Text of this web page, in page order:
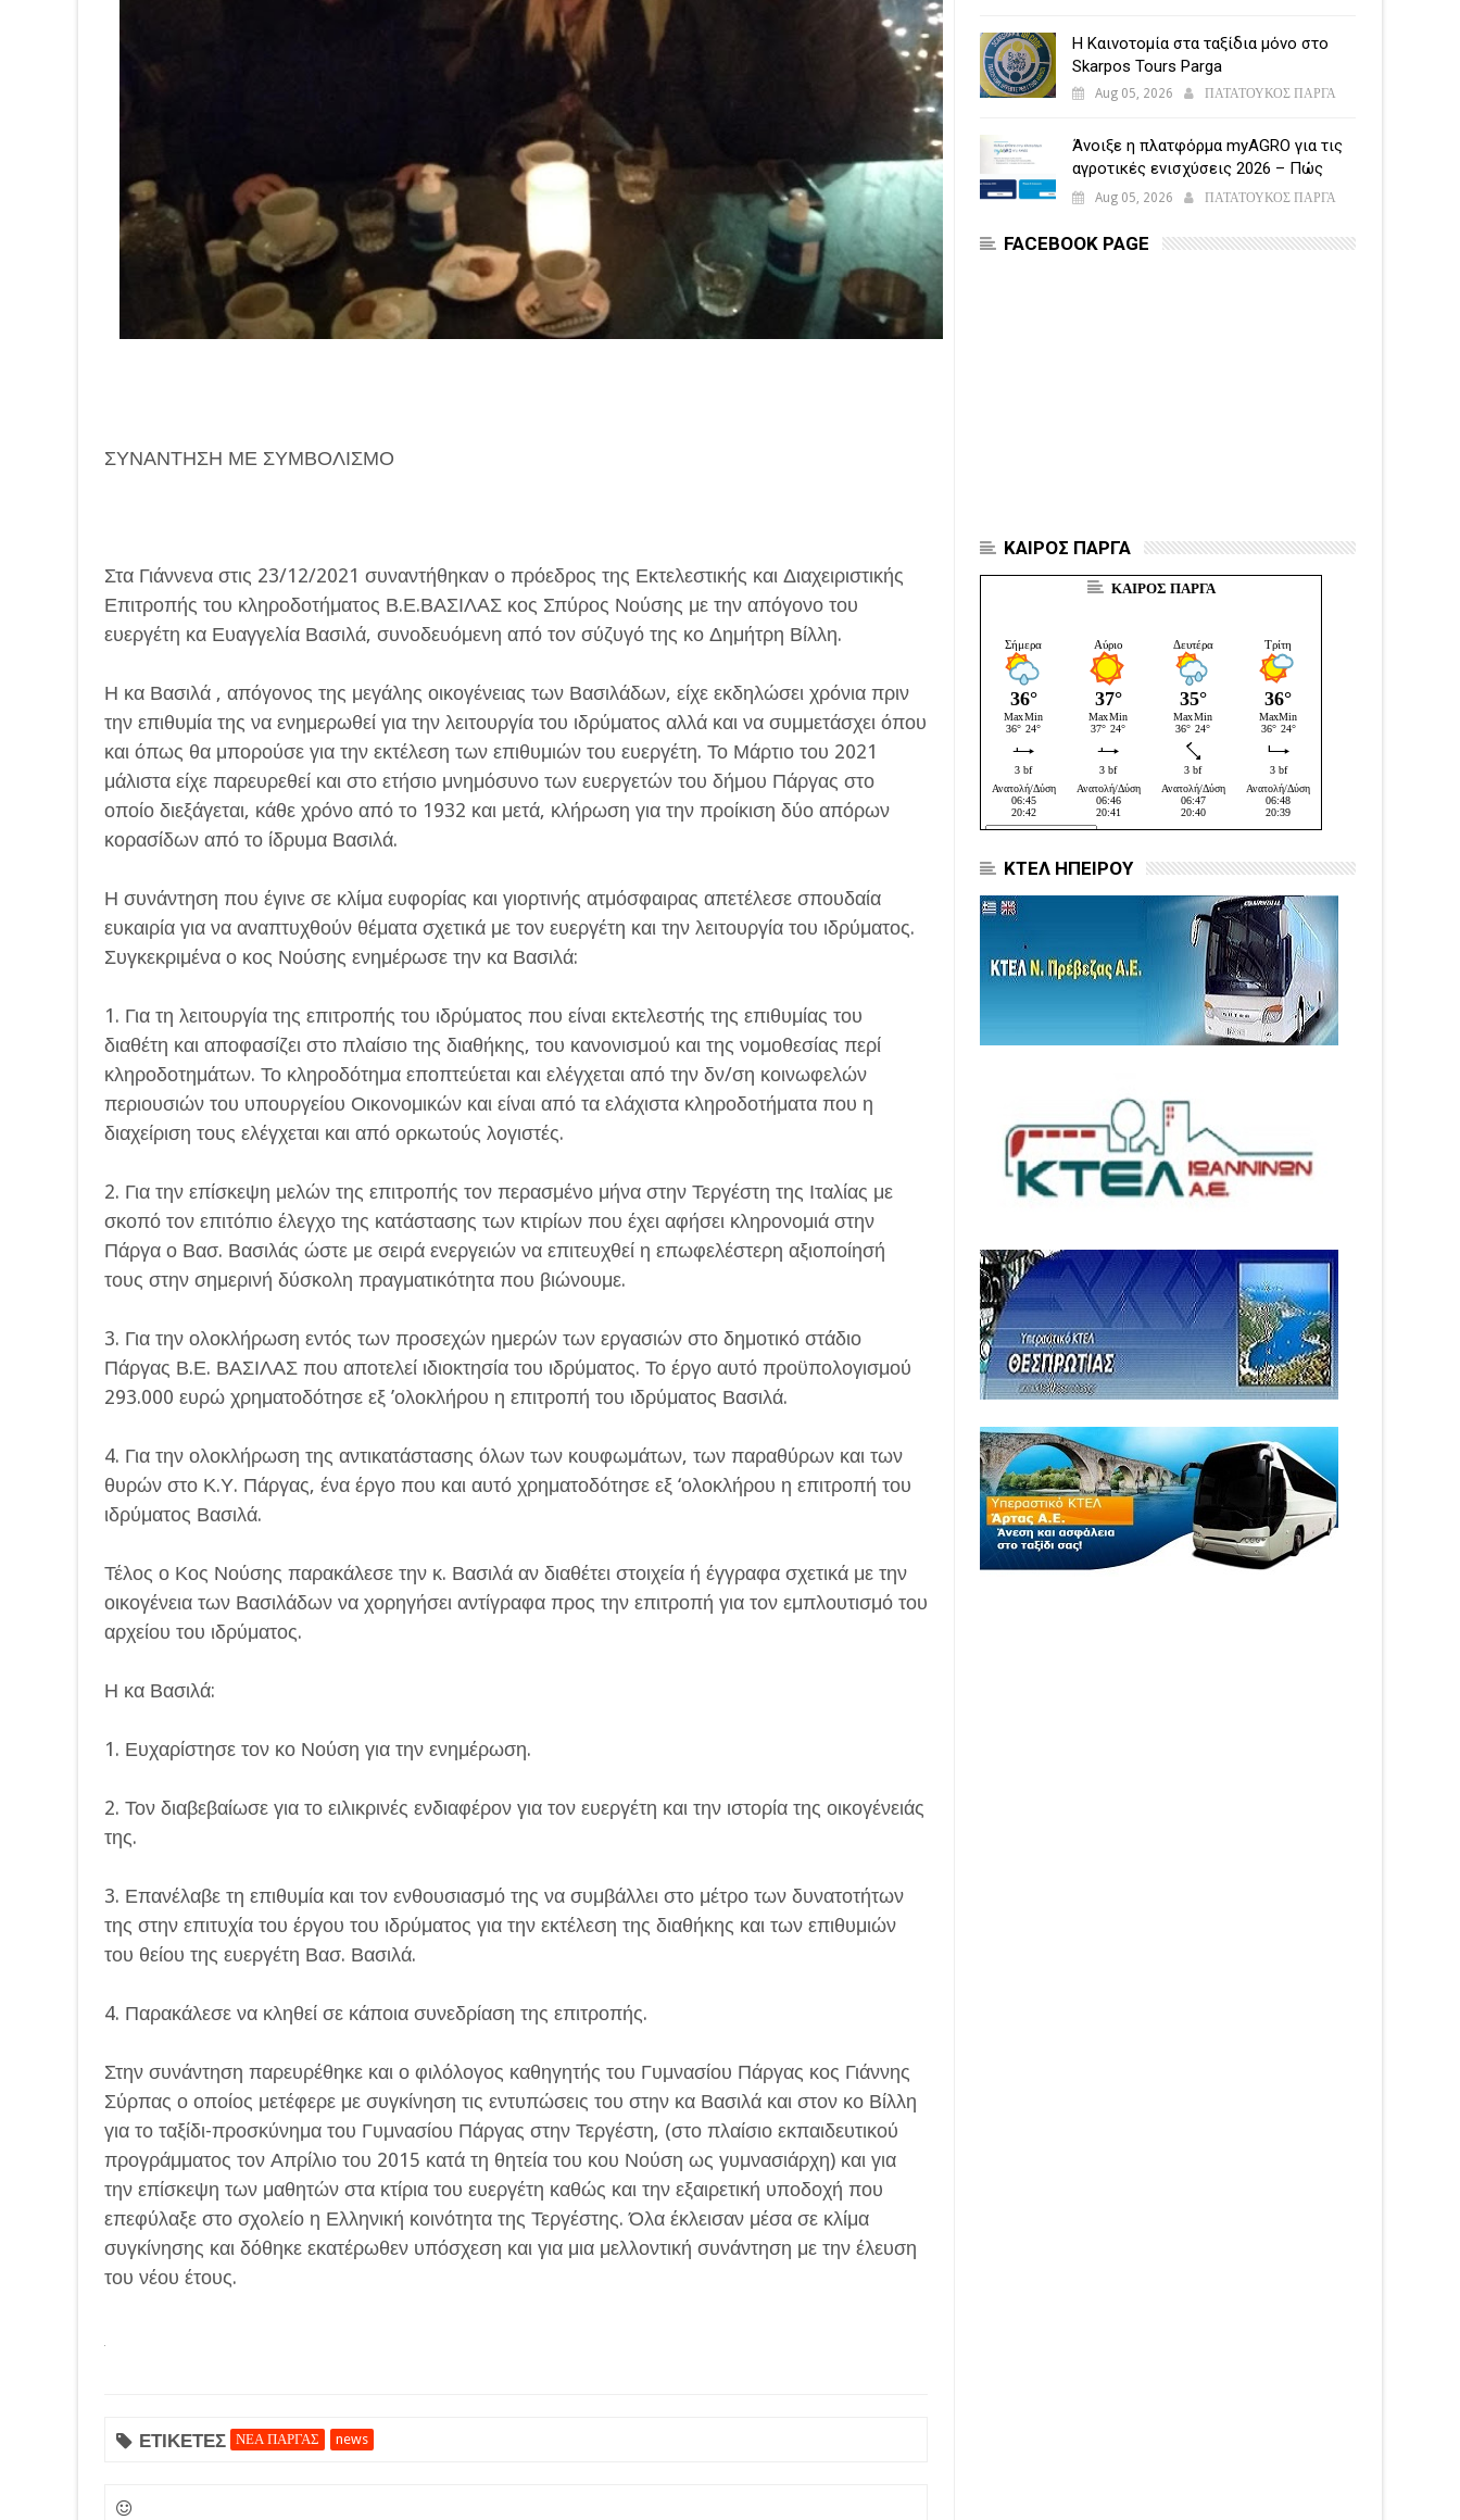
ΣΥΝΑΝΤΗΣΗ ΜΕ ΣΥΜΒΟΛΙΣΜΟ
Στα Γιάννενα στις 23/12/2021 συναντήθηκαν ο πρόεδρος της Εκτελεστικής και Διαχειριστικής
Επιτροπής του κληροδοτήματος Β.Ε.ΒΑΣΙΛΑΣ κος Σπύρος Νούσης με την απόγονο του
ευεργέτη κα Ευαγγελία Βασιλά, συνοδευόμενη από τον σύζυγό της κο Δημήτρη Βίλλη.
Η κα Βασιλά , απόγονος της μεγάλης οικογένειας των Βασιλάδων, είχε εκδηλώσει χρόνια πριν
την επιθυμία της να ενημερωθεί για την λειτουργία του ιδρύματος αλλά και να συμμετάσχει όπου
και όπως θα μπορούσε για την εκτέλεση των επιθυμιών του ευεργέτη. Το Μάρτιο του 2021
μάλιστα είχε παρευρεθεί και στο ετήσιο μνημόσυνο των ευεργετών του δήμου Πάργας στο
οποίο διεξάγεται, κάθε χρόνο από το 1932 και μετά, κλήρωση για την προίκιση δύο απόρων
κορασίδων από το ίδρυμα Βασιλά.
Η συνάντηση που έγινε σε κλίμα ευφορίας και γιορτινής ατμόσφαιρας απετέλεσε σπουδαία
ευκαιρία για να αναπτυχθούν θέματα σχετικά με τον ευεργέτη και την λειτουργία του ιδρύματος.
Συγκεκριμένα ο κος Νούσης ενημέρωσε την κα Βασιλά:
1. Για τη λειτουργία της επιτροπής του ιδρύματος που είναι εκτελεστής της επιθυμίας του
διαθέτη και αποφασίζει στο πλαίσιο της διαθήκης, του κανονισμού και της νομοθεσίας περί
κληροδοτημάτων. Το κληροδότημα εποπτεύεται και ελέγχεται από την δν/ση κοινωφελών
περιουσιών του υπουργείου Οικονομικών και είναι από τα ελάχιστα κληροδοτήματα που η
διαχείριση τους ελέγχεται και από ορκωτούς λογιστές.
2. Για την επίσκεψη μελών της επιτροπής τον περασμένο μήνα στην Τεργέστη της Ιταλίας με
σκοπό τον επιτόπιο έλεγχο της κατάστασης των κτιρίων που έχει αφήσει κληρονομιά στην
Πάργα ο Βασ. Βασιλάς ώστε με σειρά ενεργειών να επιτευχθεί η επωφελέστερη αξιοποίησή
τους στην σημερινή δύσκολη πραγματικότητα που βιώνουμε.
3. Για την ολοκλήρωση εντός των προσεχών ημερών των εργασιών στο δημοτικό στάδιο
Πάργας Β.Ε. ΒΑΣΙΛΑΣ που αποτελεί ιδιοκτησία του ιδρύματος. Το έργο αυτό προϋπολογισμού
293.000 ευρώ χρηματοδότησε εξ ’ολοκλήρου η επιτροπή του ιδρύματος Βασιλά.
4. Για την ολοκλήρωση της αντικατάστασης όλων των κουφωμάτων, των παραθύρων και των
θυρών στο Κ.Υ. Πάργας, ένα έργο που και αυτό χρηματοδότησε εξ ‘ολοκλήρου η επιτροπή του
ιδρύματος Βασιλά.
Τέλος ο Κος Νούσης παρακάλεσε την κ. Βασιλά αν διαθέτει στοιχεία ή έγγραφα σχετικά με την
οικογένεια των Βασιλάδων να χορηγήσει αντίγραφα προς την επιτροπή για τον εμπλουτισμό του
αρχείου του ιδρύματος.
Η κα Βασιλά:
1. Ευχαρίστησε τον κο Νούση για την ενημέρωση.
2. Τον διαβεβαίωσε για το ειλικρινές ενδιαφέρον για τον ευεργέτη και την ιστορία της οικογένειάς
της.
3. Επανέλαβε τη επιθυμία και τον ενθουσιασμό της να συμβάλλει στο μέτρο των δυνατοτήτων
της στην επιτυχία του έργου του ιδρύματος για την εκτέλεση της διαθήκης και των επιθυμιών
του θείου της ευεργέτη Βασ. Βασιλά.
4. Παρακάλεσε να κληθεί σε κάποια συνεδρίαση της επιτροπής.
Στην συνάντηση παρευρέθηκε και ο φιλόλογος καθηγητής του Γυμνασίου Πάργας κος Γιάννης
Σύρπας ο οποίος μετέφερε με συγκίνηση τις εντυπώσεις του στην κα Βασιλά και στον κο Βίλλη
για το ταξίδι-προσκύνημα του Γυμνασίου Πάργας στην Τεργέστη, (στο πλαίσιο εκπαιδευτικού
προγράμματος τον Απρίλιο του 2015 κατά τη θητεία του κου Νούση ως γυμνασιάρχη) και για
την επίσκεψη των μαθητών στα κτίρια του ευεργέτη καθώς και την εξαιρετική υποδοχή που
επεφύλαξε στο σχολείο η Ελληνική κοινότητα της Τεργέστης. Όλα έκλεισαν μέσα σε κλίμα
συγκίνησης και δόθηκε εκατέρωθεν υπόσχεση και για μια μελλοντική συνάντηση με την έλευση
του νέου έτους.
ΕΤΙΚΕΤΕΣ ΝΕΑ ΠΑΡΓΑΣ news
Η Καινοτομία στα ταξίδια μόνο στο
Skarpos Tours Parga
Aug 05, 2026 ΠΑΤΑΤΟΥΚΟΣ ΠΑΡΓΑ
Άνοιξε η πλατφόρμα myAGRO για τις
αγροτικές ενισχύσεις 2026 – Πώς
υποβάλλεται η Ενιαία Αίτηση
Aug 05, 2026 ΠΑΤΑΤΟΥΚΟΣ ΠΑΡΓΑ
FACEBOOK PAGE
ΚΑΙΡΟΣ ΠΑΡΓΑ
ΚΑΙΡΟΣ ΠΑΡΓΑ
ΚΤΕΛ ΗΠΕΙΡΟΥ